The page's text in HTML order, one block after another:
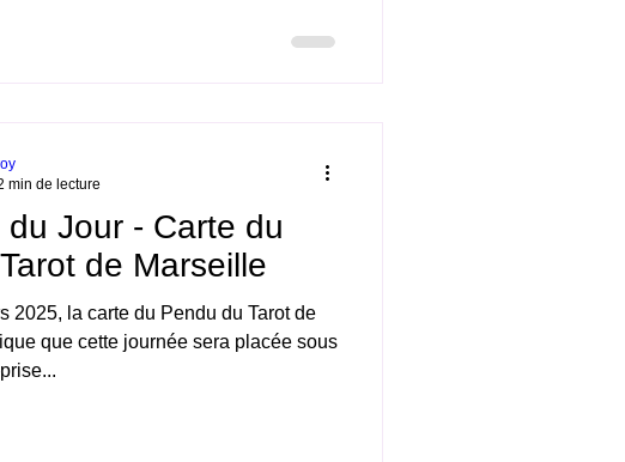
du Jour - Carte du
de Marseille
2025, la carte du Pendu du Tarot de
que cette journée sera placée sous
min de lecture